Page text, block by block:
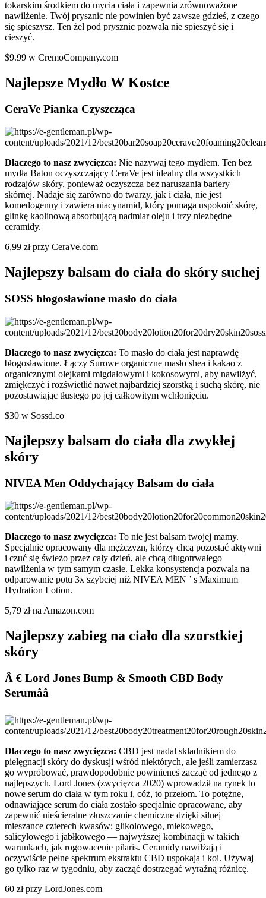
tokarskim środkiem do mycia ciała i zapewnia zrównoważone
nawilżenie. Twój prysznic nie powinien być zawsze gdzieś, z czego
się spieszysz. Ten żel pod prysznic pozwala nie spieszyć się i
cieszyć.
$9.99 w CremoCompany.com
Najlepsze Mydło W Kostce
CeraVe Pianka Czyszcząca
Dlaczego to nasz zwycięzca: Nie nazywaj tego mydłem. Ten bez
mydła Baton oczyszczający CeraVe jest idealny dla wszystkich
rodzajów skóry, ponieważ oczyszcza bez naruszania bariery
skórnej. Nadaje się zarówno do twarzy, jak i ciała, nie jest
komedogenny i zawiera niacynamid, który pomaga uspokoić skórę,
glinkę kaolinową absorbującą nadmiar oleju i trzy niezbędne
ceramidy.
6,99 zł przy CeraVe.com
Najlepszy balsam do ciała do skóry suchej
SOSS błogosławione masło do ciała
Dlaczego to nasz zwycięzca: To masło do ciała jest naprawdę
błogosławione. Łączy Surowe organiczne masło shea i kakao z
organicznymi olejkami migdałowymi i kokosowymi, aby nawilżyć,
zmiękczyć i rozświetlić nawet najbardziej szorstką i suchą skórę, nie
pozostawiając tłustego po jej całkowitym wchłonięciu.
$30 w Sossd.co
Najlepszy balsam do ciała dla zwykłej
skóry
NIVEA Men Oddychający Balsam do ciała
Dlaczego to nasz zwycięzca: To nie jest balsam twojej mamy.
Specjalnie opracowany dla mężczyzn, którzy chcą pozostać aktywni
i czuć się świeżo przez cały dzień, ale chcą długotrwałego
nawilżenia w tym samym czasie. Lekka konsystencja pozwala na
odparowanie potu 3x szybciej niż NIVEA MEN ’ s Maximum
Hydration Lotion.
5,79 zł na Amazon.com
Najlepszy zabieg na ciało dla szorstkiej
skóry
Â € Lord Jones Bump & Smooth CBD Body
Serumââ
Dlaczego to nasz zwycięzca: CBD jest nadal składnikiem do
pielęgnacji skóry do dyskusji wśród niektórych, ale jeśli zamierzasz
go wypróbować, prawdopodobnie powinieneś zacząć od jednego z
najlepszych. Lord Jones (zwycięzca 2020) wprowadził na rynek to
nowe serum do ciała w tym roku i, cóż, to przełom. To potężne,
odnawiające serum do ciała zostało specjalnie opracowane, aby
zapewnić nieścieralne złuszczanie chemiczne dzięki silnej
mieszance czterech kwasów: glikolowego, mlekowego,
salicylowego i jabłkowego — najwyższej kombinacji w takich
warunkach, jak rogowacenie pilaris. Ceramidy nawilżają i
oczywiście pełne spektrum ekstraktu CBD uspokaja i koi. Używaj
go tylko raz w tygodniu, aby zacząć dostrzegać wyraźną różnicę.
60 zł przy LordJones.com